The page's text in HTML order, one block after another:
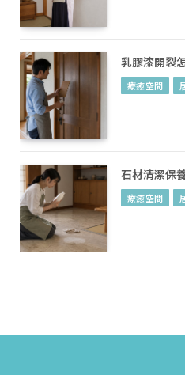
乳膠漆開裂
療癒空間
石材清潔保
療癒空間